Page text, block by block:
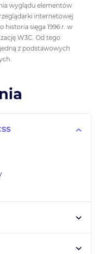
wyglądu elementów
internetowej
sięga 1996 r. w
W3C. Od tego
z podstawowych